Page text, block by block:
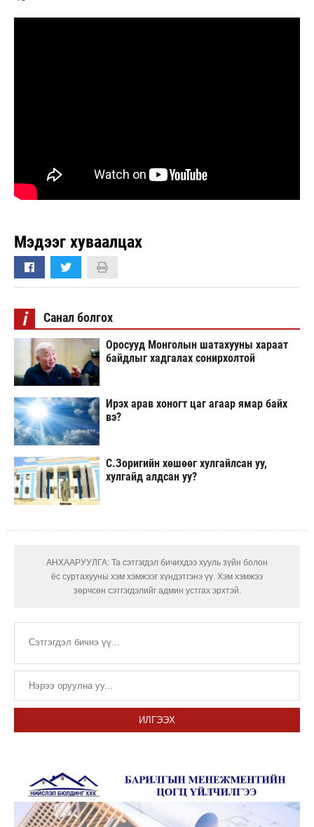
Мэдээг хуваалцах
i Санал болгох
Оросууд Монголын шатахууны хараат
байдлыг хадгалах сонирхолтой
Ирэх арав хоногт цаг агаар ямар байх
вэ?
С.Зоригийн хөшөөг хулгайлсан уу,
хулгайд алдсан уу?
АНХААРУУЛГА: Та сэтгэгдэл бичихдээ хууль зүйн болон
ёс суртахууны хэм хэмжээг хүндэтгэнэ үү. Хэм хэмжээ
зөрчсөн сэтгэгдэлийг админ устгах эрхтэй.
ИЛГЭЭХ